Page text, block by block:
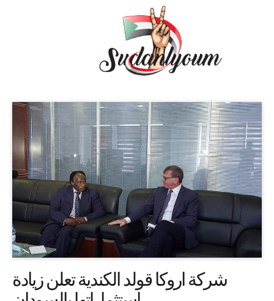
شركة اروكا قولد الكندية تعلن زيادة